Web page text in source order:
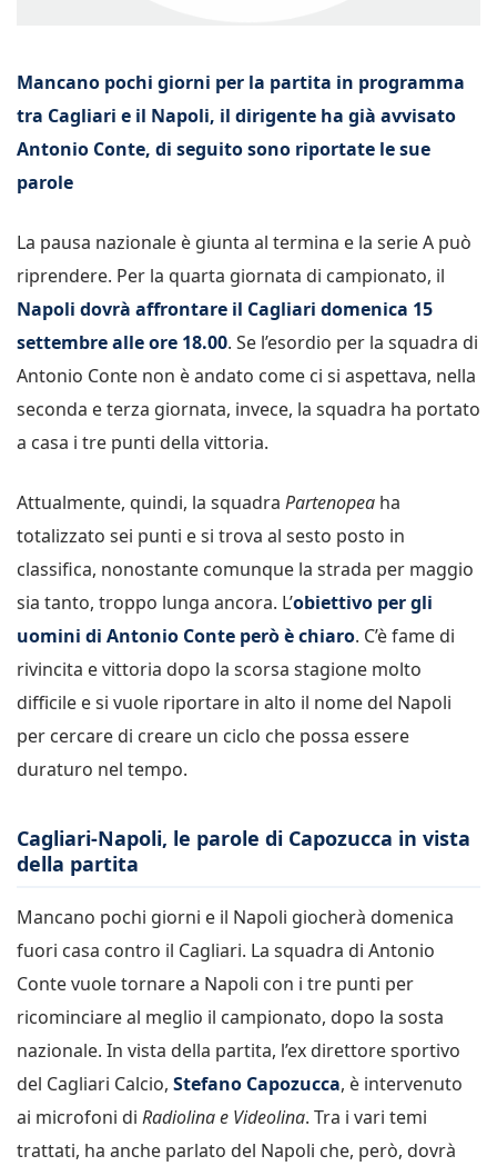
Mancano pochi giorni per la partita in programma
tra Cagliari e il Napoli, il dirigente ha già avvisato
Antonio Conte, di seguito sono riportate le sue
parole
La pausa nazionale è giunta al termina e la serie A può
riprendere. Per la quarta giornata di campionato, il
Napoli dovrà affrontare il Cagliari domenica 15
settembre alle ore 18.00. Se l’esordio per la squadra di
Antonio Conte non è andato come ci si aspettava, nella
seconda e terza giornata, invece, la squadra ha portato
a casa i tre punti della vittoria.
Attualmente, quindi, la squadra Partenopea ha
totalizzato sei punti e si trova al sesto posto in
classifica, nonostante comunque la strada per maggio
sia tanto, troppo lunga ancora. L’obiettivo per gli
uomini di Antonio Conte però è chiaro. C’è fame di
rivincita e vittoria dopo la scorsa stagione molto
difficile e si vuole riportare in alto il nome del Napoli
per cercare di creare un ciclo che possa essere
duraturo nel tempo.
Cagliari-Napoli, le parole di Capozucca in vista
della partita
Mancano pochi giorni e il Napoli giocherà domenica
fuori casa contro il Cagliari. La squadra di Antonio
Conte vuole tornare a Napoli con i tre punti per
ricominciare al meglio il campionato, dopo la sosta
nazionale. In vista della partita, l’ex direttore sportivo
del Cagliari Calcio, Stefano Capozucca, è intervenuto
ai microfoni di Radiolina e Videolina. Tra i vari temi
trattati, ha anche parlato del Napoli che, però, dovrà